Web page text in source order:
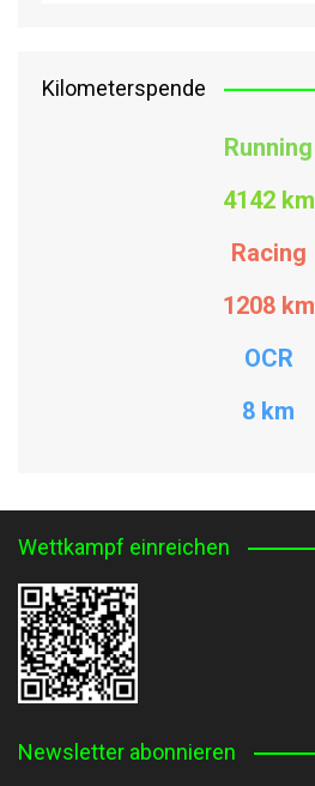
Kilometerspende
Running
4142 km
Racing
1208 km
OCR
8 km
Wettkampf einreichen
Newsletter abonnieren